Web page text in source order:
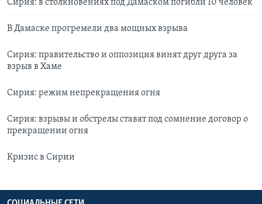
Сирия: в столкновениях под Дамаском погибли 10 человек
В Дамаске прогремели два мощных взрыва
Сирия: правительство и оппозиция винят друг друга за
взрыв в Хаме
Сирия: режим непрекращения огня
Сирия: взрывы и обстрелы ставят под сомнение договор о
прекращении огня
Кризис в Сирии